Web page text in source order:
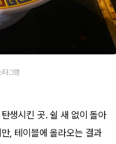
그램
생시킨 곳. 쉴 새 없이 돌아
, 테이블에 올라오는 결과